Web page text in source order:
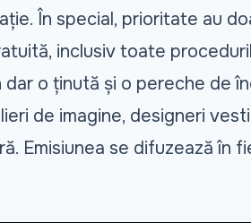
În special, prioritate au
inclusiv toate
o ținută și o pereche de
de imagine, designeri
Emisiunea se difuzează în